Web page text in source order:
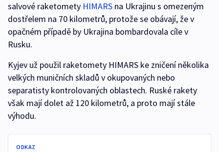
salvové raketomety HIMARS na Ukrajinu s omezeným
dostřelem na 70 kilometrů, protože se obávají, že v
opačném případě by Ukrajina bombardovala cíle v
Rusku.
Kyjev už použil raketomety HIMARS ke zničení několika
velkých muničních skladů v okupovaných nebo
separatisty kontrolovaných oblastech. Ruské rakety
však mají dolet až 120 kilometrů, a proto mají stále
výhodu.
ODKAZ